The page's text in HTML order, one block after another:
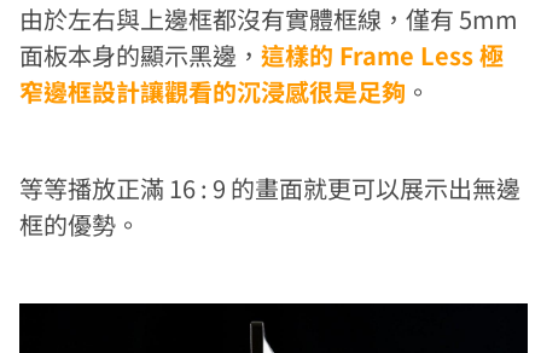
由於左右與上邊框都沒有實體框線，僅有 5mm
面板本身的顯示黑邊，這樣的 Frame Less 極
窄邊框設計讓觀看的沉浸感很是足夠 。
等等播放正滿 16 : 9 的畫面就更可以展示出無邊
框的優勢。